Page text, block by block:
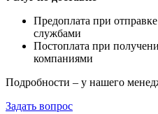
Предоплата при
службами
Постоплата при
компаниями
Подробности – у нашего
Задать вопрос